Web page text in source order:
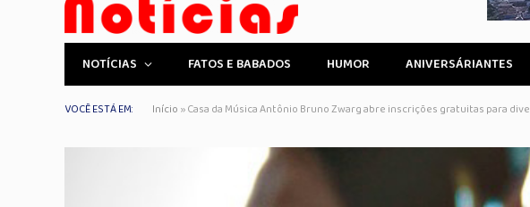
NOTÍCIAS FATOS E BABADOS HUMOR ANIVERSÁRIANTES
VOCÊ ESTÁ EM: Início »Casa da Música Antônio Bruno Zwarg abre inscrições gratuitas para